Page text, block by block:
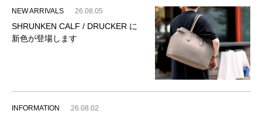
NEW ARRIVALS 26.08.05
SHRUNKEN CALF / DRUCKER に
新色が登場します
INFORMATION 26.08.02